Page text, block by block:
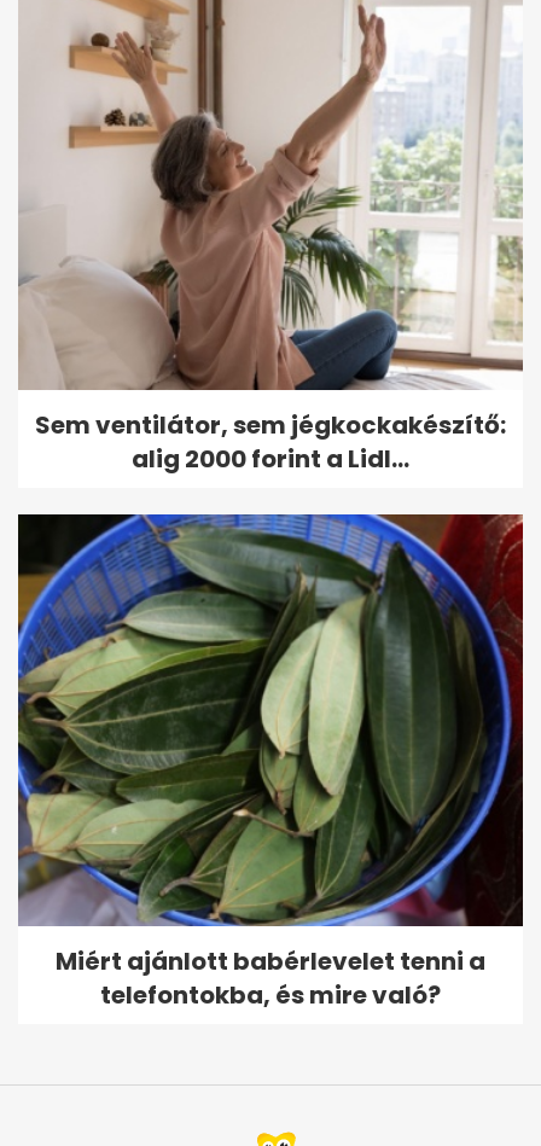
Sem ventilátor, sem jégkockakészítő:
alig 2000 forint a Lidl...
Miért ajánlott babérlevelet tenni a
telefontokba, és mire való?